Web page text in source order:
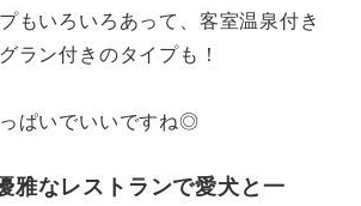
もいろいろあって、客室温泉付き
ラン付きのタイプも！
ぱいでいいですね◎
雅なレストランで愛犬と一